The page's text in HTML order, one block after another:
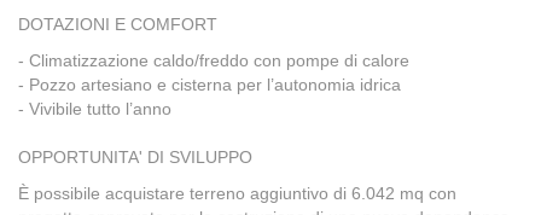
DOTAZIONI E COMFORT
- Climatizzazione caldo/freddo con pompe di calore
- Pozzo artesiano e cisterna per l’autonomia idrica
- Vivibile tutto l’anno
OPPORTUNITA' DI SVILUPPO
È possibile acquistare terreno aggiuntivo di 6.042 mq con